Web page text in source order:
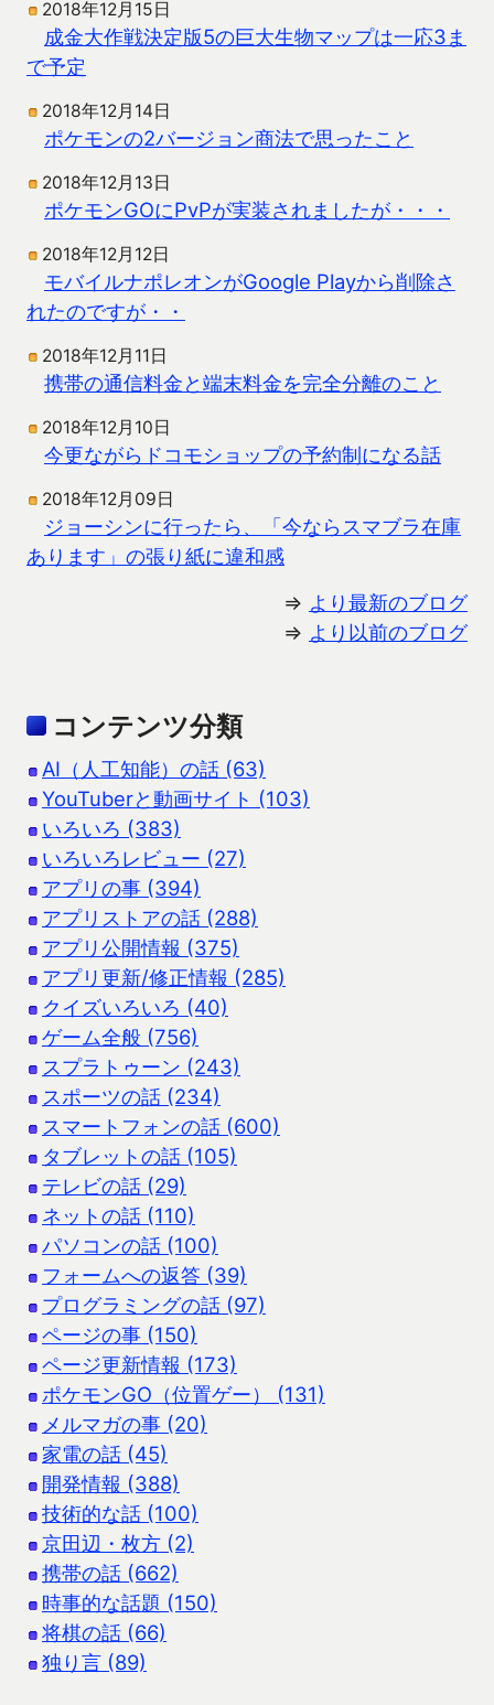
2018年12月15日
成金大作戦決定版5の巨大生物マップは一応3ま
で予定
2018年12月14日
ポケモンの2バージョン商法で思ったこと
2018年12月13日
ポケモンGOにPvPが実装されましたが・・・
2018年12月12日
モバイルナポレオンがGoogle Playから削除さ
れたのですが・・
2018年12月11日
携帯の通信料金と端末料金を完全分離のこと
2018年12月10日
今更ながらドコモショップの予約制になる話
2018年12月09日
ジョーシンに行ったら、「今ならスマブラ在庫
あります」の張り紙に違和感
⇒ より最新のブログ
⇒ より以前のブログ
コンテンツ分類
AI（人工知能）の話 (63)
YouTuberと動画サイト (103)
いろいろ (383)
いろいろレビュー (27)
アプリの事 (394)
アプリストアの話 (288)
アプリ公開情報 (375)
アプリ更新/修正情報 (285)
クイズいろいろ (40)
ゲーム全般 (756)
スプラトゥーン (243)
スポーツの話 (234)
スマートフォンの話 (600)
タブレットの話 (105)
テレビの話 (29)
ネットの話 (110)
パソコンの話 (100)
フォームへの返答 (39)
プログラミングの話 (97)
ページの事 (150)
ページ更新情報 (173)
ポケモンGO（位置ゲー） (131)
メルマガの事 (20)
家電の話 (45)
開発情報 (388)
技術的な話 (100)
京田辺・枚方 (2)
携帯の話 (662)
時事的な話題 (150)
将棋の話 (66)
独り言 (89)